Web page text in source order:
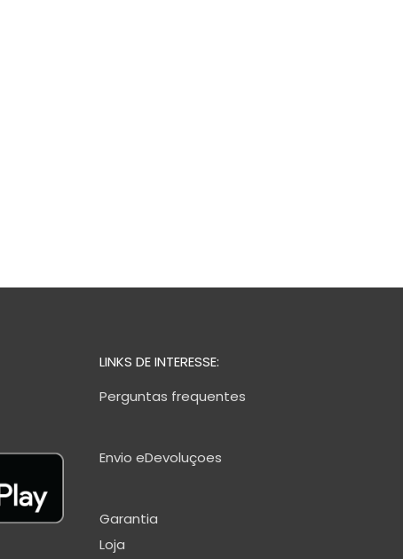
LINKS DE INTERESSE:
Perguntas frequentes
Envio eDevoluçoes
Garantia
Loja